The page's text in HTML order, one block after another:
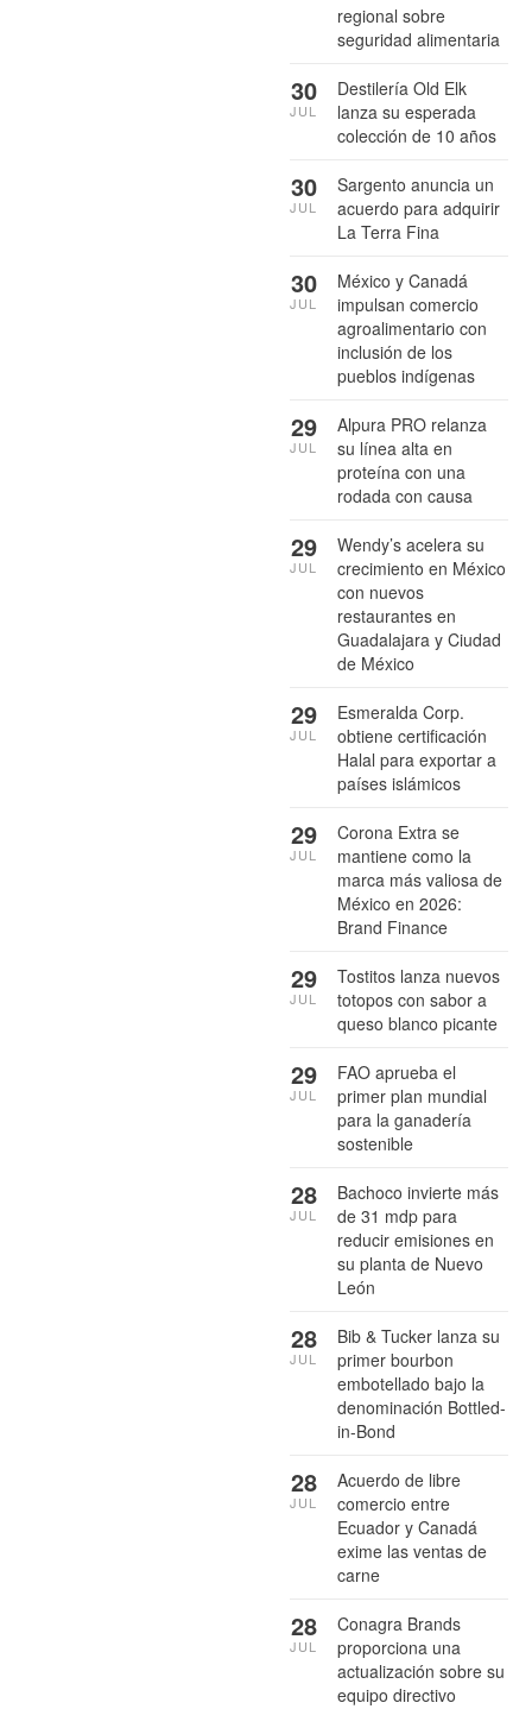
regional sobre
seguridad alimentaria
Destilería Old Elk
lanza su esperada
colección de 10 años
30
JUL
Sargento anuncia un
acuerdo para adquirir
La Terra Fina
30
JUL
México y Canadá
impulsan comercio
agroalimentario con
inclusión de los
pueblos indígenas
30
JUL
Alpura PRO relanza
su línea alta en
proteína con una
rodada con causa
29
JUL
Wendy’s acelera su
crecimiento en México
con nuevos
restaurantes en
Guadalajara y Ciudad
de México
29
JUL
Esmeralda Corp.
obtiene certificación
Halal para exportar a
países islámicos
29
JUL
Corona Extra se
mantiene como la
marca más valiosa de
México en 2026:
Brand Finance
29
JUL
Tostitos lanza nuevos
totopos con sabor a
queso blanco picante
29
JUL
FAO aprueba el
primer plan mundial
para la ganadería
sostenible
29
JUL
Bachoco invierte más
de 31 mdp para
reducir emisiones en
su planta de Nuevo
León
28
JUL
Bib & Tucker lanza su
primer bourbon
embotellado bajo la
denominación Bottled-
in-Bond
28
JUL
Acuerdo de libre
comercio entre
Ecuador y Canadá
exime las ventas de
carne
28
JUL
Conagra Brands
proporciona una
actualización sobre su
equipo directivo
28
JUL